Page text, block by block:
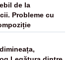
de la
Probleme cu